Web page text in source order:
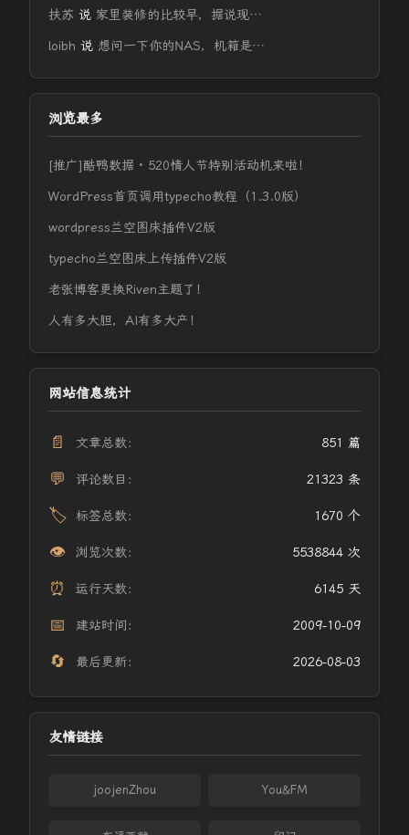
扶苏 说 家里装修的比较早，据说现…
loibh 说 想问一下你的NAS，机箱是…
浏览最多
[推广]酷鸭数据 · 520情人节特别活动机来啦！
WordPress首页调用typecho教程（1.3.0版）
wordpress兰空图床插件V2版
typecho兰空图床上传插件V2版
老张博客更换Riven主题了！
人有多大胆，AI有多大产！
网站信息统计
📄 文章总数： 851 篇
💬 评论数目： 21323 条
🏷️ 标签总数： 1670 个
👁️ 浏览次数： 5538844 次
⏰ 运行天数： 6145 天
📅 建站时间： 2009-10-09
🔄 最后更新： 2026-08-03
友情链接
joojenZhou You&FM